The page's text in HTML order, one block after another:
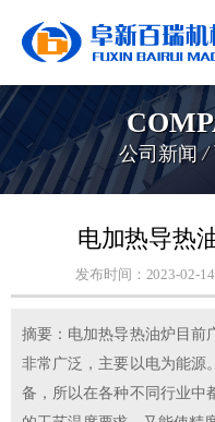
公司新闻 /
电加热导热
发布时间：2023-02-14
摘要：电加热导热油炉目前
非常广泛，主要以电为能源
备，所以在各种不同行业中